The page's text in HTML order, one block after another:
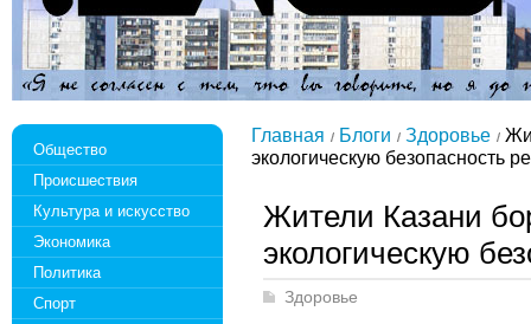
Общество
Происшествия
Культура и искусство
Экономика
Политика
Спорт
Главная Блоги Здоровье
экологическую безопасность
Жители Казани
экологическую
Здоровье